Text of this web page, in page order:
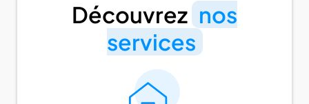
Découvrez nos
services